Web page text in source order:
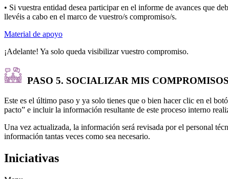
• Si vuestra entidad desea participar en el informe de avances que
llevéis a cabo en el marco de vuestro/s compromiso/s.
Material de apoyo
¡Adelante! Ya solo queda visibilizar vuestro compromiso.
PASO 5. SOCIALIZAR MIS
Este es el último paso y ya solo tienes que o bien hacer clic en el
pacto” e incluir la información resultante de este proceso interno
Una vez actualizada, la información será revisada por el personal
información tantas veces como sea necesario.
Iniciativas